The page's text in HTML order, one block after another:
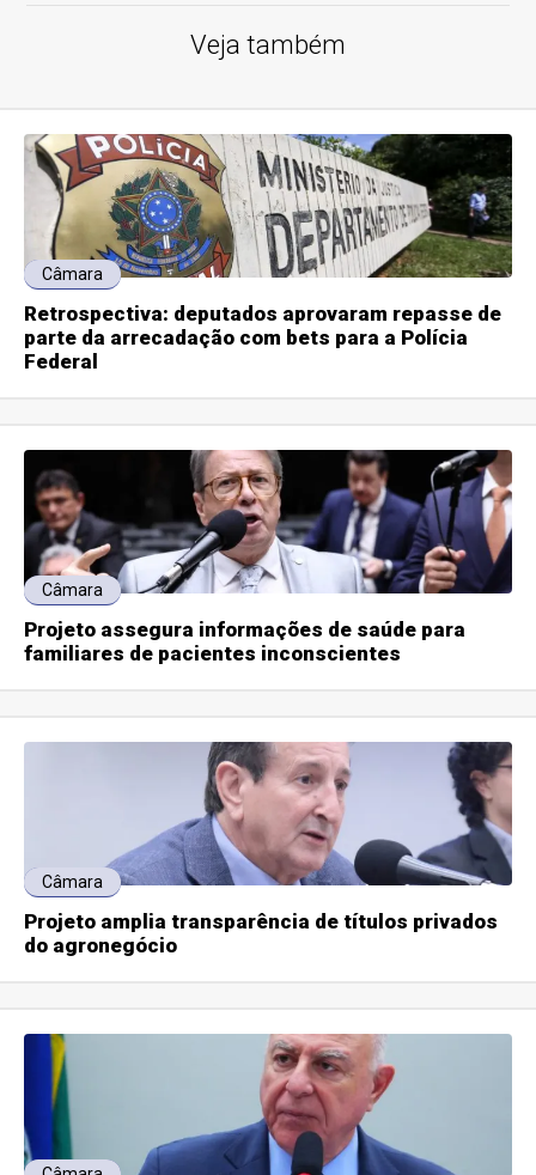
Veja também
Câmara
Retrospectiva: deputados aprovaram repasse de
parte da arrecadação com bets para a Polícia
Federal
Câmara
Projeto assegura informações de saúde para
familiares de pacientes inconscientes
Câmara
Projeto amplia transparência de títulos privados
do agronegócio